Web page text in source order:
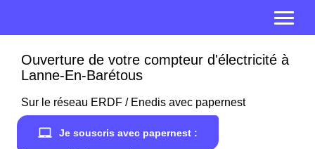
Ouverture de votre compteur d'électricité à
Lanne-En-Barétous
Sur le réseau ERDF / Enedis avec papernest
Je souscris avec papernest :